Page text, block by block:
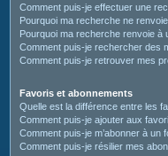
Comment puis-je effectuer une
Pourquoi ma recherche ne
Pourquoi ma recherche renvoie à
Comment puis-je rechercher des
Comment puis-je retrouver mes
Favoris et abonnements
Quelle est la différence entre les
Comment puis-je ajouter aux
Comment puis-je m’abonner à un
Comment puis-je résilier mes